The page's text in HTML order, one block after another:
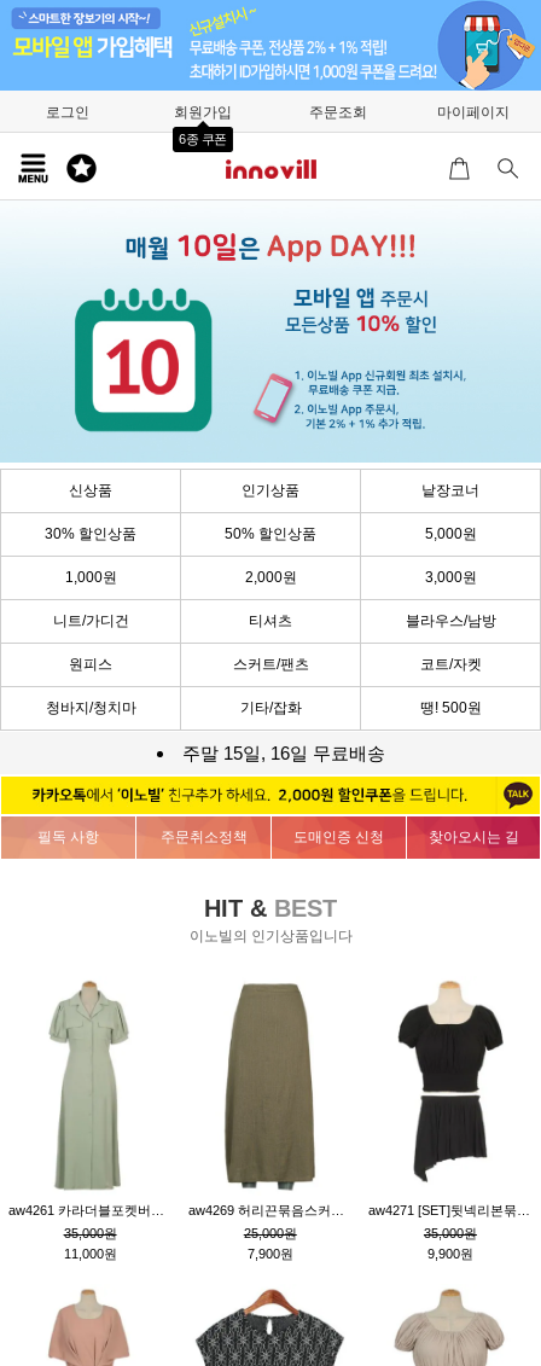
로그인 회원가입
6종 쿠폰
주문조회 마이페이지
신상품 인기상품 낱장코너
30% 할인상품 50% 할인상품 5,000원
1,000원 2,000원 3,000원
니트/가디건 티셔츠 블라우스/남방
원피스 스커트/팬츠 코트/자켓
청바지/청치마 기타/잡화 땡! 500원
주말 15일, 16일 무료배송
필독 사항 주문취소정책 도매인증 신청 찾아오시는 길
HIT & BEST
이노빌의 인기상품입니다
35,000원
11,000원
25,000원
7,900원
35,000원
9,900원